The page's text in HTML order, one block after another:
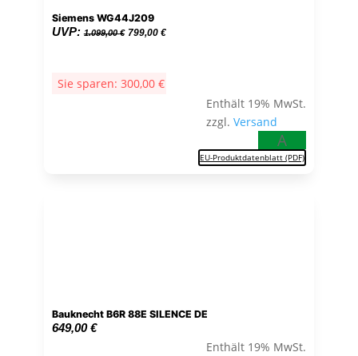
Siemens WG44J209
UVP: 1.099,00€ Ursprünglicher
1.099,00 €
799,00 €Aktueller
Sie sparen: 300,00 €
Enthält 19% MwSt.
zzgl.Versand
A
EU-Produktdatenblatt (PDF)
Bauknecht B6R 88E SILENCE DE
649,00€
Enthält 19% MwSt.